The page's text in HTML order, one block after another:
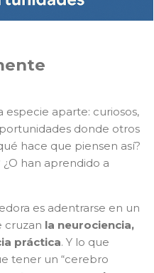
especie aparte: curiosos,
donde otros
hace que piensen así?
han aprendido a
es adentrarse en un
cruzan la neurociencia,
práctica. Y lo que
tener un “cerebro